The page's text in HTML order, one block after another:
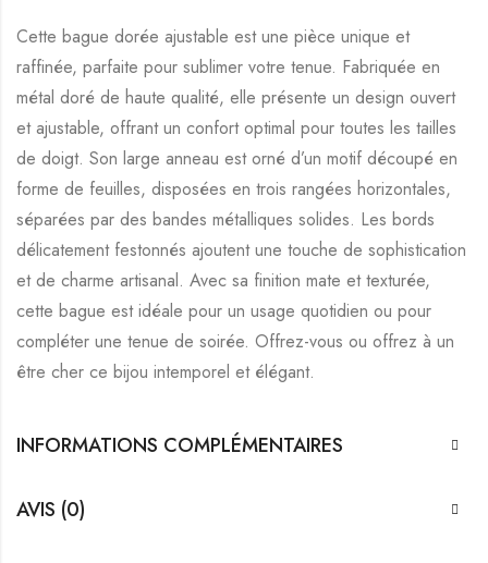
Cette bague dorée ajustable est une pièce unique et
raffinée, parfaite pour sublimer votre tenue. Fabriquée en
métal doré de haute qualité, elle présente un design ouvert
et ajustable, offrant un confort optimal pour toutes les tailles
de doigt. Son large anneau est orné d’un motif découpé en
forme de feuilles, disposées en trois rangées horizontales,
séparées par des bandes métalliques solides. Les bords
délicatement festonnés ajoutent une touche de sophistication
et de charme artisanal. Avec sa finition mate et texturée,
cette bague est idéale pour un usage quotidien ou pour
compléter une tenue de soirée. Offrez-vous ou offrez à un
être cher ce bijou intemporel et élégant.
INFORMATIONS COMPLÉMENTAIRES
AVIS (0)